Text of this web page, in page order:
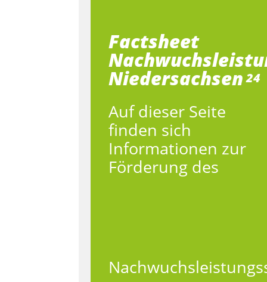
Factsheet
Niedersachsen24
Auf dieser Seite
finden sich
Informationen zur
Förderung des